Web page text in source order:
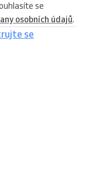
se
osobních údajů.
se